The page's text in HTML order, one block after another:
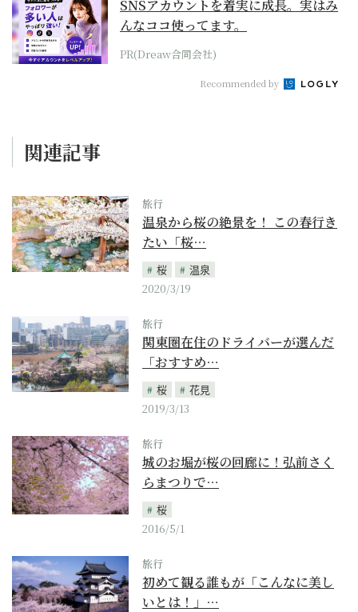
SNSアカウントを着実に成長。実はみ
んなココ使ってます。
PR(Dreaw合同会社)
Recommended by
関連記事
旅行
温泉から桜の絶景を！ この春行き
たい「桜…
桜
温泉
2020/3/19
旅行
関東圏在住のドライバーが選んだ
「おすすめ…
桜
花見
2019/3/13
旅行
城のお堀が桜の回廊に！弘前さく
らまつりで…
桜
2016/5/1
旅行
初めて観る誰もが「こんなに美し
いとは！」…